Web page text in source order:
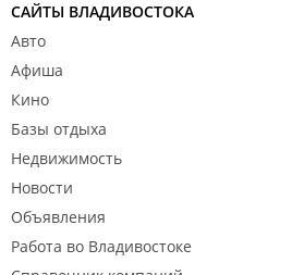
САЙТЫ ВЛАДИВОСТОКА
Авто
Афиша
Кино
Базы отдыха
Недвижимость
Новости
Объявления
Работа во Владивостоке